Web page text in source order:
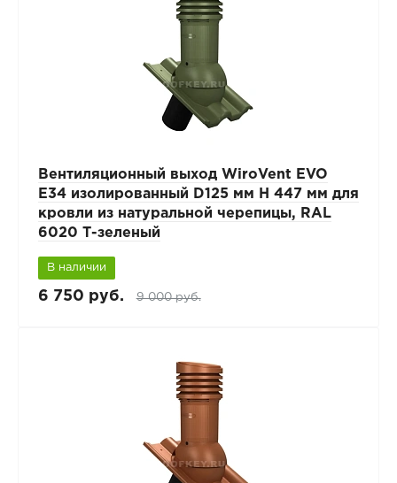
Вентиляционный выход WiroVent EVO
E34 изолированный D125 мм Н 447 мм для
кровли из натуральной черепицы, RAL
6020 Т-зеленый
В наличии
6 750 руб. 9 000 руб.